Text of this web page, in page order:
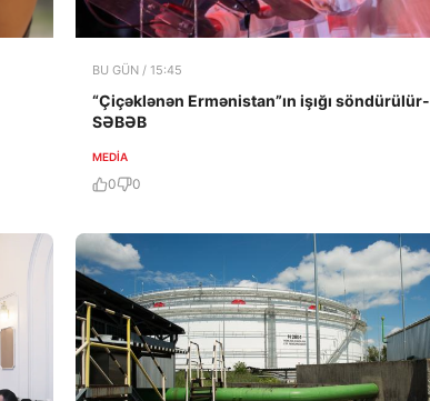
BU GÜN / 15:45
“Çiçəklənən Ermənistan”ın işığı söndürülür-
SƏBƏB
MEDİA
0 0